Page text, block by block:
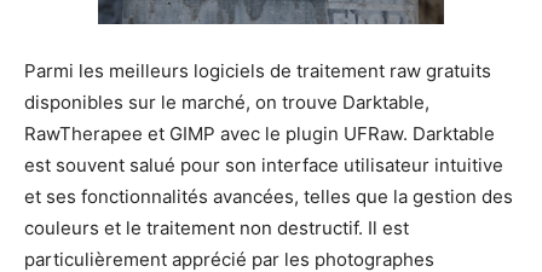
Parmi les meilleurs logiciels de traitement raw gratuits
disponibles sur le marché, on trouve Darktable,
RawTherapee et GIMP avec le plugin UFRaw. Darktable
est souvent salué pour son interface utilisateur intuitive
et ses fonctionnalités avancées, telles que la gestion des
couleurs et le traitement non destructif. Il est
particulièrement apprécié par les photographes